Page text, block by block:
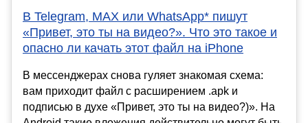
В Telegram, MAX или WhatsApp* пишут
«Привет, это ты на видео?». Что это такое и
опасно ли качать этот файл на iPhone
В мессенджерах снова гуляет знакомая схема:
вам приходит файл с расширением .apk и
подписью в духе «Привет, это ты на видео?)». На